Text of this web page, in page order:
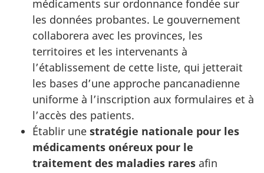
médicaments sur ordonnance fondée sur
les données probantes. Le gouvernement
collaborera avec les provinces, les
territoires et les intervenants à
l’établissement de cette liste, qui jetterait
les bases d’une approche pancanadienne
uniforme à l’inscription aux formulaires et à
l’accès des patients.
Établir une stratégie nationale pour les
médicaments onéreux pour le
traitement des maladies rares afin